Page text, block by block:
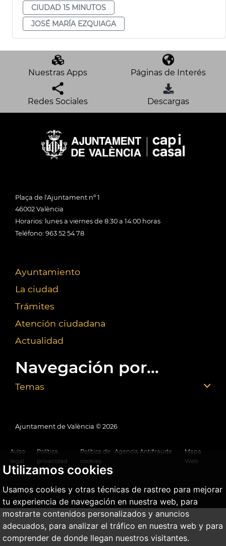
Utilizamos cookies
Usamos cookies y otras técnicas de rastreo para mejorar
tu experiencia de navegación en nuestra web, para
mostrarte contenidos personalizados y anuncios
adecuados, para analizar el tráfico en nuestra web y para
comprender de donde llegan nuestros visitantes.
CIUDAD 15 MINUTOS
JOSÉ MARÍA EZQUIAGA
Nuestras Apps Páginas de Interés
Redes Sociales Descargas
Plaça de l'Ajuntament nº 1
46002 València
Horarios: lunes a viernes de 8:30 a 14:00 horas
Teléfono: 963 52 54 78
Ayuntamiento
La ciudad
Trámites
Atención ciudadana
Actualidad
Navegación por...
Temas
Ajuntament de València © 2026
Aviso
legal
Política
privacidad
Política de
cookies
Agencia Antifraude
Mapa
Web